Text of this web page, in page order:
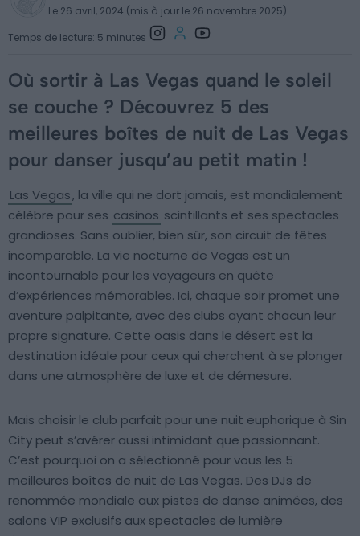
Le 26 avril, 2024 (mis à jour le 26 novembre 2025)
Temps de lecture: 5 minutes
Où sortir à Las Vegas quand le soleil
se couche ? Découvrez 5 des
meilleures boîtes de nuit de Las Vegas
pour danser jusqu’au petit matin !
Las Vegas, la ville qui ne dort jamais, est mondialement
célèbre pour ses casinos scintillants et ses spectacles
grandioses. Sans oublier, bien sûr, son circuit de fêtes
incomparable. La vie nocturne de Vegas est un
incontournable pour les voyageurs en quête
d’expériences mémorables. Ici, chaque soir promet une
aventure palpitante, avec des clubs ayant chacun leur
propre signature. Cette oasis dans le désert est la
destination idéale pour ceux qui cherchent à se plonger
dans une atmosphère de luxe et de démesure.
Mais choisir le club parfait pour une nuit euphorique à Sin
City peut s’avérer aussi intimidant que passionnant.
C’est pourquoi on a sélectionné pour vous les 5
meilleures boîtes de nuit de Las Vegas. Des DJs de
renommée mondiale aux pistes de danse animées, des
salons VIP exclusifs aux spectacles de lumière